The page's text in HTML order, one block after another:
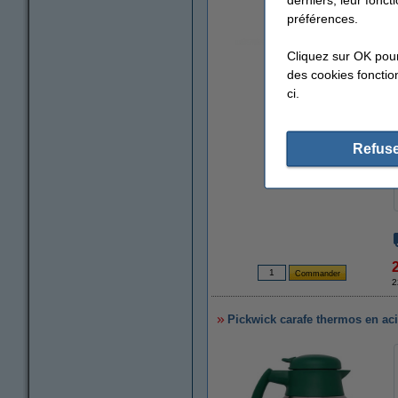
agrandir
Pickwick carafe thermos en
préférences.
Cliquez sur OK
des cookies
ci.